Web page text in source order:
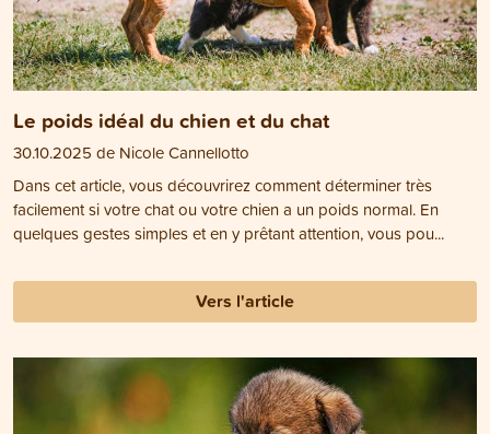
Le poids idéal du chien et du chat
30.10.2025 de Nicole Cannellotto
Dans cet article, vous découvrirez comment déterminer très
facilement si votre chat ou votre chien a un poids normal. En
quelques gestes simples et en y prêtant attention, vous pou...
Vers l'article